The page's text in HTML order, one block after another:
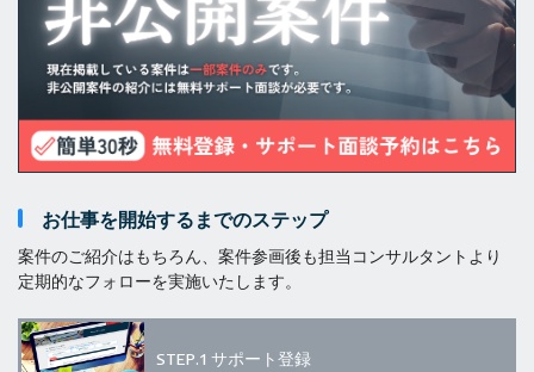
お仕事を開始するまでのステップ
案件のご紹介はもちろん、案件参画後も担当コンサルタントより
定期的なフォローを実施いたします。
STEP.1 サポート登録